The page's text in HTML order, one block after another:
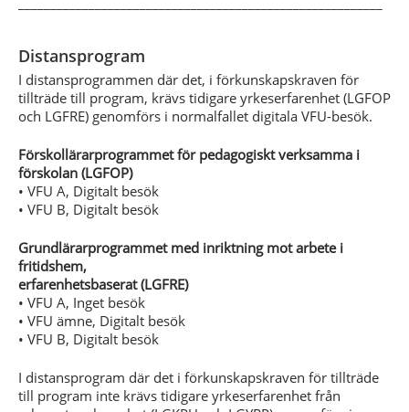
Distansprogram
I distansprogrammen där det, i förkunskapskraven för
tillträde till program, krävs tidigare yrkeserfarenhet (LGFOP
och LGFRE) genomförs i normalfallet digitala VFU-besök.
Förskollärarprogrammet för pedagogiskt verksamma i
förskolan (LGFOP)
• VFU A, Digitalt besök
• VFU B, Digitalt besök
Grundlärarprogrammet med inriktning mot arbete i
fritidshem,
erfarenhetsbaserat (LGFRE)
• VFU A, Inget besök
• VFU ämne, Digitalt besök
• VFU B, Digitalt besök
I distansprogram där det i förkunskapskraven för tillträde
till program inte krävs tidigare yrkeserfarenhet från